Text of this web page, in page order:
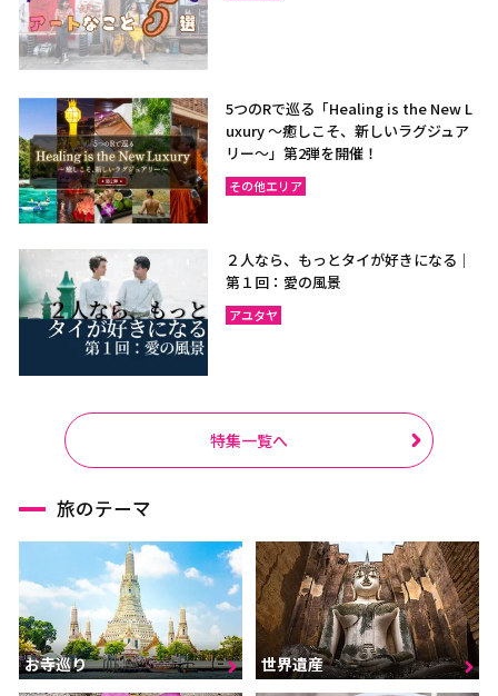
5つのRで巡る「Healing is the New L
uxury ～癒しこそ、新しいラグジュア
リー〜」第2弾を開催！
その他エリア
２人なら、もっとタイが好きになる｜
第１回：愛の風景
アユタヤ
特集一覧へ
旅のテーマ
お寺巡り 世界遺産